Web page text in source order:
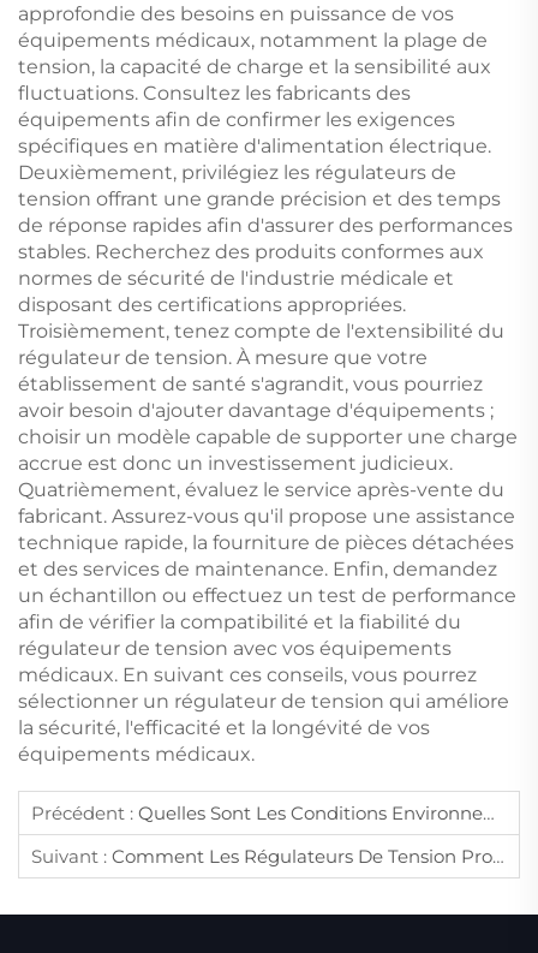
approfondie des besoins en puissance de vos
équipements médicaux, notamment la plage de
tension, la capacité de charge et la sensibilité aux
fluctuations. Consultez les fabricants des
équipements afin de confirmer les exigences
spécifiques en matière d'alimentation électrique.
Deuxièmement, privilégiez les régulateurs de
tension offrant une grande précision et des temps
de réponse rapides afin d'assurer des performances
stables. Recherchez des produits conformes aux
normes de sécurité de l'industrie médicale et
disposant des certifications appropriées.
Troisièmement, tenez compte de l'extensibilité du
régulateur de tension. À mesure que votre
établissement de santé s'agrandit, vous pourriez
avoir besoin d'ajouter davantage d'équipements ;
choisir un modèle capable de supporter une charge
accrue est donc un investissement judicieux.
Quatrièmement, évaluez le service après-vente du
fabricant. Assurez-vous qu'il propose une assistance
technique rapide, la fourniture de pièces détachées
et des services de maintenance. Enfin, demandez
un échantillon ou effectuez un test de performance
afin de vérifier la compatibilité et la fiabilité du
régulateur de tension avec vos équipements
médicaux. En suivant ces conseils, vous pourrez
sélectionner un régulateur de tension qui améliore
la sécurité, l'efficacité et la longévité de vos
équipements médicaux.
Précédent : Quelles Sont Les Conditions Environnementales Qui Affectent Les Performances Des Compresseurs À Vis ?
Suivant : Comment Les Régulateurs De Tension Protègent-Ils Les Appareils Électroniques Contre Les Fluctuations De Courant ?